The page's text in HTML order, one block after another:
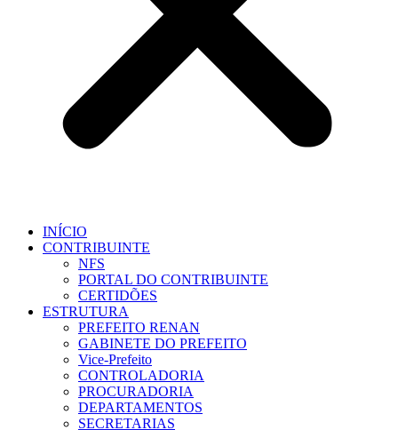
INÍCIO
CONTRIBUINTE
NFS
PORTAL DO CONTRIBUINTE
CERTIDÕES
ESTRUTURA
PREFEITO RENAN
GABINETE DO PREFEITO
Vice-Prefeito
CONTROLADORIA
PROCURADORIA
DEPARTAMENTOS
SECRETARIAS